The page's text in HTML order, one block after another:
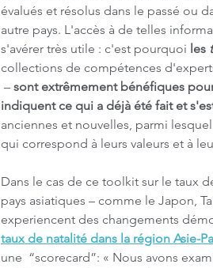
évalués et résolus dans le passé ou
autre pays. L'accès à de telles
s'avérer très utile : c'est pourquoi les
collections de compétences
– sont extrêmement bénéfiques
indiquent ce qui a déjà été fait et
anciennes et nouvelles, parmi
qui correspond à leurs valeurs et à
Dans le cas de ce toolkit sur le taux
pays asiatiques – comme le Japon,
experiencent des changements
taux de natalité dans la région Asie-
une  “scorecard”: « Nous avons